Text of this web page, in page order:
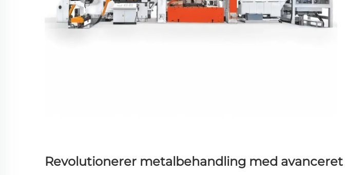
Revolutionerer metalbehandling med avanceret